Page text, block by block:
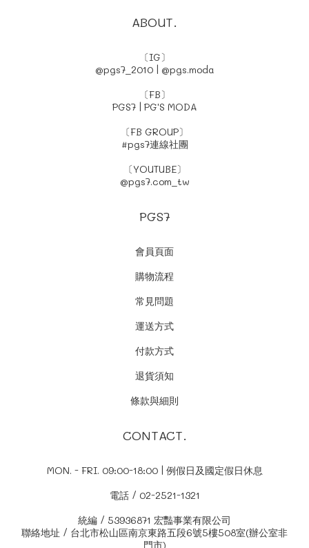
ABOUT.
〔IG〕
@pgs7_2010| @pgs.moda
〔FB〕
PGS7| PG'S MODA
〔FB GROUP〕
#pgs7連線社團
〔YOUTUBE〕
@pgs7.com_tw
PGS7
會員頁面
購物流程
常見問題
運送方式
付款方式
退貨須知
條款與細則
CONTACT.
MON. - FRI. 09:00-18:00 | 例假日及國定假日休息
電話 / 02-2521-1321
統編 / 53936871 宏豔事業有限公司
聯絡地址 / 台北市松山區南京東路五段6號5樓508室(辦公室非
門市)